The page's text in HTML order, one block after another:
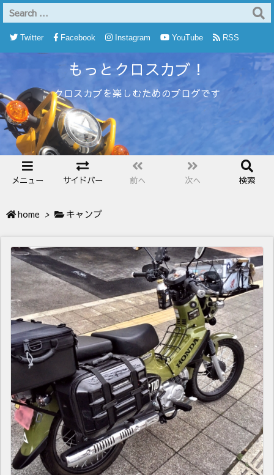
もっとクロスカブ！
クロスカブを楽しむためのブログです
メニュー サイドバー 前へ 次へ 検索
Twitter Facebook Instagram YouTube RSS
home > キャンプ